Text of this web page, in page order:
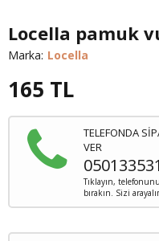
Locella pamuk
Marka: Locella
165 TL
TELEFONDA
VER
Tıklayın,
bırakın. Sizi